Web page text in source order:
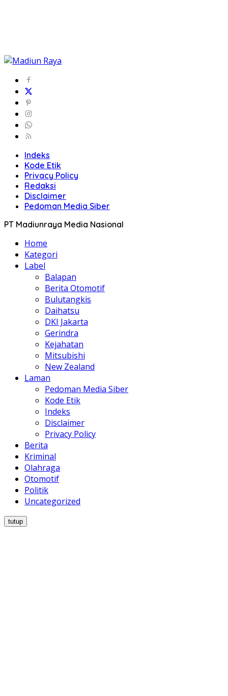
Indeks
Kode Etik
Privacy Policy
Redaksi
Disclaimer
Pedoman Media Siber
PT Madiunraya Media Nasional
Home
Kategori
Label
Balapan
Berita Otomotif
Bulutangkis
Daihatsu
DKI Jakarta
Gerindra
Kejahatan
Mitsubishi
New Zealand
Laman
Pedoman Media Siber
Kode Etik
Indeks
Disclaimer
Privacy Policy
Berita
Kriminal
Olahraga
Otomotif
Politik
Uncategorized
tutup